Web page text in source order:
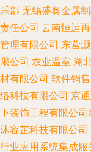
乐部 无锡盛奥金属
责任公司 云南恒运
管理有限公司 东营
限公司 农业温室 湖
材有限公司 软件销售
络科技有限公司 京
下装饰工程有限公司
沐容芷科技有限公司
行业应用系统集成服